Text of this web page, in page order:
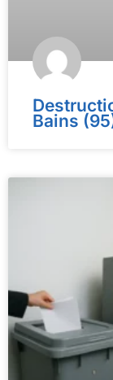
Bains